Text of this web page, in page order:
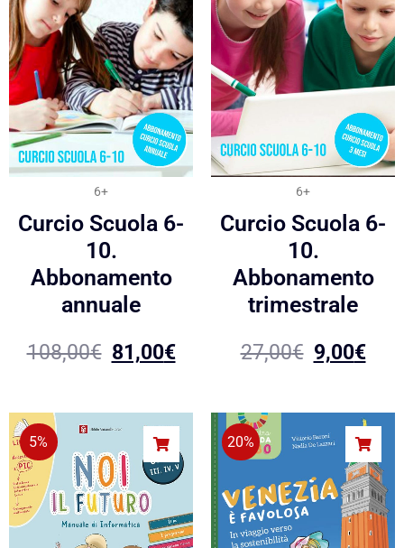
6+
Curcio Scuola 6-
10.
Abbonamento
annuale
108,00€ 81,00€
6+
Curcio Scuola 6-
10.
Abbonamento
trimestrale
27,00€ 9,00€
5% 20%